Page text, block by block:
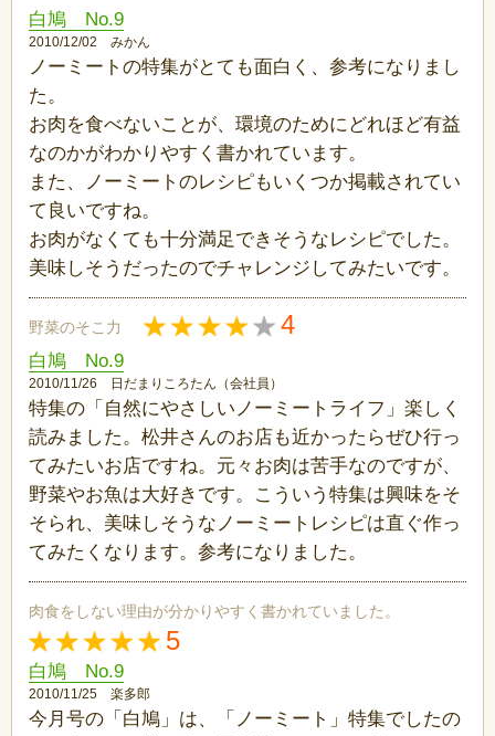
白鳩 No.9
2010/12/02 みかん
ノーミートの特集がとても面白く、参考になりまし
た。
お肉を食べないことが、環境のためにどれほど有益
なのかがわかりやすく書かれています。
また、ノーミートのレシピもいくつか掲載されてい
て良いですね。
お肉がなくても十分満足できそうなレシピでした。
美味しそうだったのでチャレンジしてみたいです。
野菜のそこ力 4
白鳩 No.9
2010/11/26 日だまりころたん（会社員）
特集の「自然にやさしいノーミートライフ」楽しく
読みました。松井さんのお店も近かったらぜひ行っ
てみたいお店ですね。元々お肉は苦手なのですが、
野菜やお魚は大好きです。こういう特集は興味をそ
そられ、美味しそうなノーミートレシピは直ぐ作っ
てみたくなります。参考になりました。
肉食をしない理由が分かりやすく書かれていました。
5
白鳩 No.9
2010/11/25 楽多郎
今月号の「白鳩」は、「ノーミート」特集でしたの